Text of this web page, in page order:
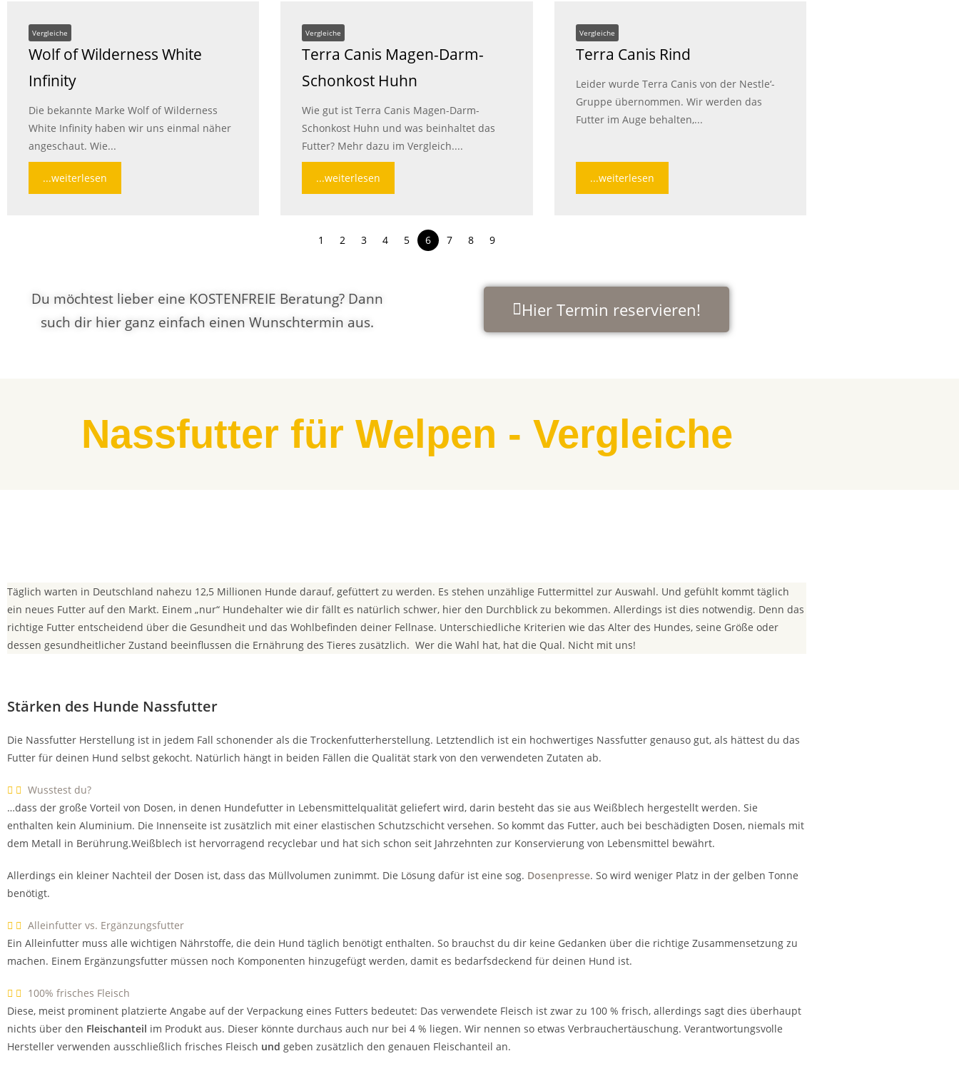
Vergleiche
Wolf of Wilderness White
Infinity
Die bekannte Marke Wolf of Wilderness
White Infinity haben wir uns einmal näher
angeschaut. Wie...
...weiterlesen
Vergleiche
Terra Canis Magen-Darm-
Schonkost Huhn
Wie gut ist Terra Canis Magen-Darm-
Schonkost Huhn und was beinhaltet das
Futter? Mehr dazu im Vergleich....
...weiterlesen
Vergleiche
Terra Canis Rind
Leider wurde Terra Canis von der Nestle‘-
Gruppe übernommen. Wir werden das
Futter im Auge behalten,...
...weiterlesen
1 2 3 4 5 6 7 8 9
Du möchtest lieber eine KOSTENFREIE Beratung? Dann
such dir hier ganz einfach einen Wunschtermin aus.
Hier Termin reservieren!
Nassfutter für Welpen - Vergleiche
Täglich warten in Deutschland nahezu 12,5 Millionen Hunde darauf, gefüttert zu werden. Es stehen unzählige Futtermittel zur Auswahl. Und gefühlt kommt täglich
ein neues Futter auf den Markt. Einem „nur“ Hundehalter wie dir fällt es natürlich schwer, hier den Durchblick zu bekommen. Allerdings ist dies notwendig. Denn das
richtige Futter entscheidend über die Gesundheit und das Wohlbefinden deiner Fellnase. Unterschiedliche Kriterien wie das Alter des Hundes, seine Größe oder
dessen gesundheitlicher Zustand beeinflussen die Ernährung des Tieres zusätzlich. Wer die Wahl hat, hat die Qual. Nicht mit uns!
Stärken des Hunde Nassfutter
Die Nassfutter Herstellung ist in jedem Fall schonender als die Trockenfutterherstellung. Letztendlich ist ein hochwertiges Nassfutter genauso gut, als hättest du das
Futter für deinen Hund selbst gekocht. Natürlich hängt in beiden Fällen die Qualität stark von den verwendeten Zutaten ab.
Wusstest du?
…dass der große Vorteil von Dosen, in denen Hundefutter in Lebensmittelqualität geliefert wird, darin besteht das sie aus Weißblech hergestellt werden. Sie
enthalten kein Aluminium. Die Innenseite ist zusätzlich mit einer elastischen Schutzschicht versehen. So kommt das Futter, auch bei beschädigten Dosen, niemals mit
dem Metall in Berührung.Weißblech ist hervorragend recyclebar und hat sich schon seit Jahrzehnten zur Konservierung von Lebensmittel bewährt.
Allerdings ein kleiner Nachteil der Dosen ist, dass das Müllvolumen zunimmt. Die Lösung dafür ist eine sog. Dosenpresse. So wird weniger Platz in der gelben Tonne
benötigt.
Alleinfutter vs. Ergänzungsfutter
Ein Alleinfutter muss alle wichtigen Nährstoffe, die dein Hund täglich benötigt enthalten. So brauchst du dir keine Gedanken über die richtige Zusammensetzung zu
machen. Einem Ergänzungsfutter müssen noch Komponenten hinzugefügt werden, damit es bedarfsdeckend für deinen Hund ist.
100% frisches Fleisch
Diese, meist prominent platzierte Angabe auf der Verpackung eines Futters bedeutet: Das verwendete Fleisch ist zwar zu 100 % frisch, allerdings sagt dies überhaupt
nichts über den Fleischanteil im Produkt aus. Dieser könnte durchaus auch nur bei 4 % liegen. Wir nennen so etwas Verbrauchertäuschung. Verantwortungsvolle
Hersteller verwenden ausschließlich frisches Fleisch und geben zusätzlich den genauen Fleischanteil an.